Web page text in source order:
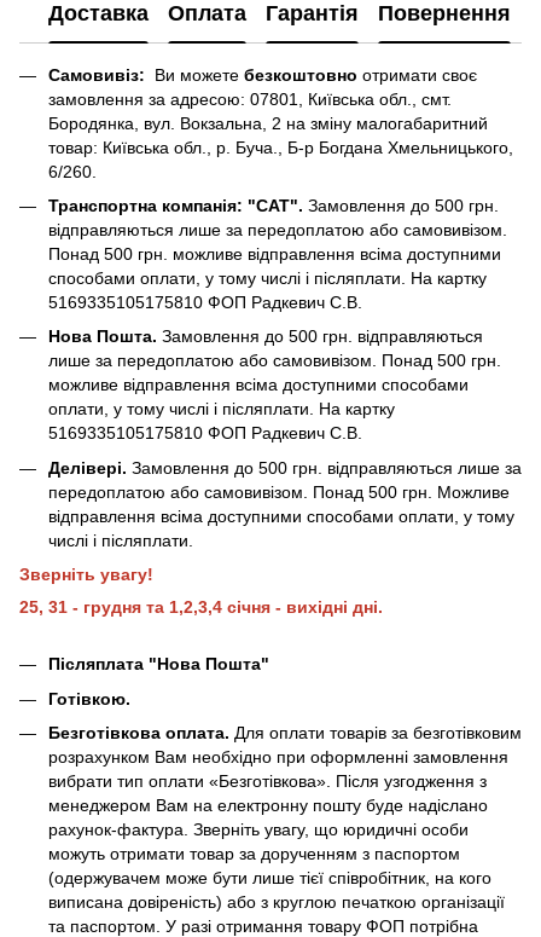
Доставка Оплата Гарантія Повернення
Самовивіз: Ви можете безкоштовно отримати своє
замовлення за адресою: 07801, Київська обл., смт.
Бородянка, вул. Вокзальна, 2 на зміну малогабаритний
товар: Київська обл., р. Буча., Б-р Богдана Хмельницького,
6/260.
Транспортна компанія: "САТ". Замовлення до 500 грн.
відправляються лише за передоплатою або самовивізом.
Понад 500 грн. можливе відправлення всіма доступними
способами оплати, у тому числі і післяплати. На картку
5169335105175810 ФОП Радкевич С.В.
Нова Пошта. Замовлення до 500 грн. відправляються
лише за передоплатою або самовивізом. Понад 500 грн.
можливе відправлення всіма доступними способами
оплати, у тому числі і післяплати. На картку
5169335105175810 ФОП Радкевич С.В.
Делівері. Замовлення до 500 грн. відправляються лише за
передоплатою або самовивізом. Понад 500 грн. Можливе
відправлення всіма доступними способами оплати, у тому
числі і післяплати.
Зверніть увагу!
25, 31 - грудня та 1,2,3,4 січня - вихідні дні.
Післяплата "Нова Пошта"
Готівкою.
Безготівкова оплата. Для оплати товарів за безготівковим
розрахунком Вам необхідно при оформленні замовлення
вибрати тип оплати «Безготівкова». Після узгодження з
менеджером Вам на електронну пошту буде надіслано
рахунок-фактура. Зверніть увагу, що юридичні особи
можуть отримати товар за дорученням з паспортом
(одержувачем може бути лише тієї співробітник, на кого
виписана довіреність) або з круглою печаткою організації
та паспортом. У разі отримання товару ФОП потрібна